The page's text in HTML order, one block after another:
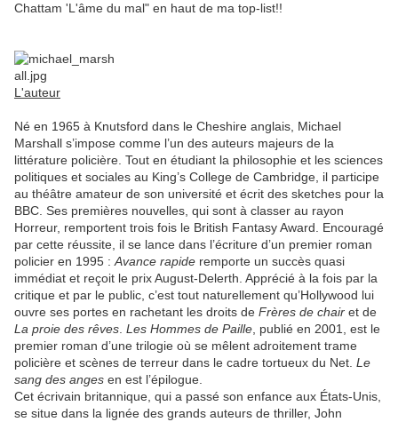
Chattam 'L'âme du mal" en haut de ma top-list!!
L'auteur
Né en 1965 à Knutsford dans le Cheshire anglais, Michael
Marshall s’impose comme l’un des auteurs majeurs de la
littérature policière. Tout en étudiant la philosophie et les sciences
politiques et sociales au King’s College de Cambridge, il participe
au théâtre amateur de son université et écrit des sketches pour la
BBC. Ses premières nouvelles, qui sont à classer au rayon
Horreur, remportent trois fois le British Fantasy Award. Encouragé
par cette réussite, il se lance dans l’écriture d’un premier roman
policier en 1995 : Avance rapide remporte un succès quasi
immédiat et reçoit le prix August-Delerth. Apprécié à la fois par la
critique et par le public, c’est tout naturellement qu’Hollywood lui
ouvre ses portes en rachetant les droits de Frères de chair et de
La proie des rêves Les Hommes de Paille , publié en 2001, est le
premier roman d’une trilogie où se mêlent adroitement trame
policière et scènes de terreur dans le cadre tortueux du Net. Le
sang des anges en est l’épilogue.
Cet écrivain britannique, qui a passé son enfance aux États-Unis,
se situe dans la lignée des grands auteurs de thriller, John